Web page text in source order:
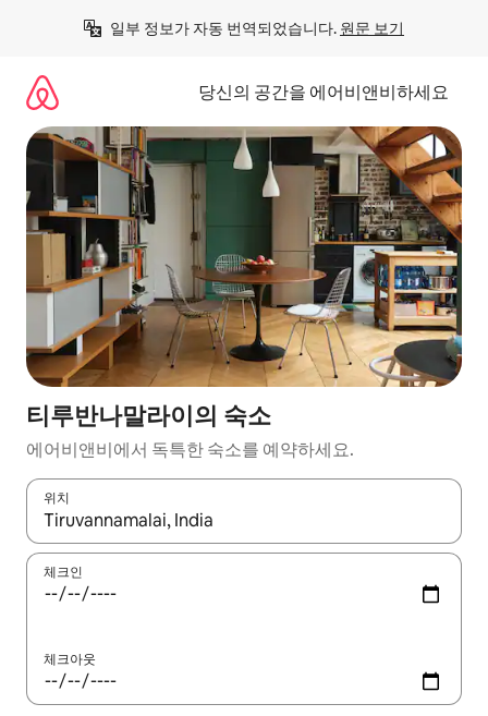
일부 정보가 자동 번역되었습니다. 원문 보기
당신의 공간을 에어비앤비하세요
티루반나말라이의 숙소
에어비앤비에서 독특한 숙소를 예약하세요.
위치
결과가 나오면 위·아래 화살표 키를 사용하거나 터치 또는 스와이
체크인
체크아웃